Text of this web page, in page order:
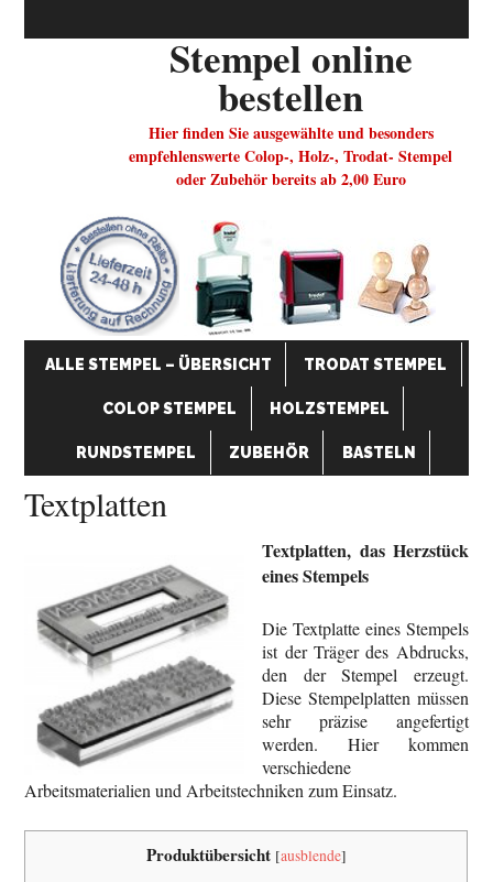
Stempel online
bestellen
Hier finden Sie ausgewählte und besonders
empfehlenswerte Colop-, Holz-, Trodat- Stempel
oder Zubehör bereits ab 2,00 Euro
ALLE STEMPEL – ÜBERSICHT TRODAT STEMPEL
COLOP STEMPEL HOLZSTEMPEL
RUNDSTEMPEL ZUBEHÖR BASTELN
Textplatten
Textplatten, das Herzstück
eines Stempels
Die Textplatte eines Stempels
ist der Träger des Abdrucks,
den der Stempel erzeugt.
Diese Stempelplatten müssen
sehr präzise angefertigt
werden. Hier kommen
verschiedene
Arbeitsmaterialien und Arbeitstechniken zum Einsatz.
Produktübersicht [ausblende]